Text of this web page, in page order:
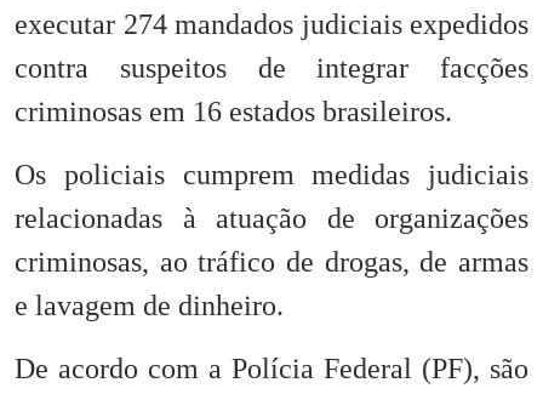
executar 274 mandados judiciais expedidos
contra suspeitos de integrar facções
criminosas em 16 estados brasileiros.
Os policiais cumprem medidas judiciais
relacionadas à atuação de organizações
criminosas, ao tráfico de drogas, de armas
e lavagem de dinheiro.
De acordo com a Polícia Federal (PF), são